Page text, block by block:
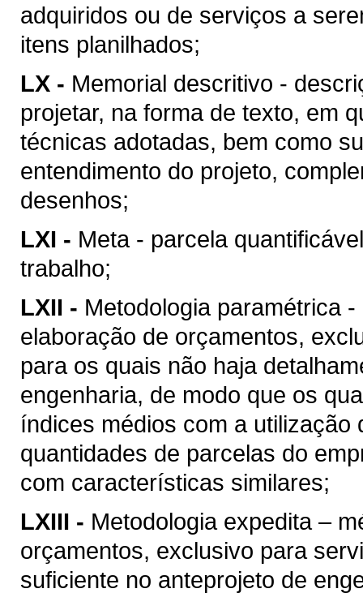
adquiridos ou de serviços a
itens planilhados;
LX - Memorial descritivo -
projetar, na forma de texto, em
técnicas adotadas, bem como
entendimento do projeto,
desenhos;
LXI - Meta - parcela
trabalho;
LXII - Metodologia paramétrica
elaboração de orçamentos,
para os quais não haja
engenharia, de modo que os
índices médios com a
quantidades de parcelas do
com características similares;
LXIII - Metodologia expedita –
orçamentos, exclusivo para
suficiente no anteprojeto de